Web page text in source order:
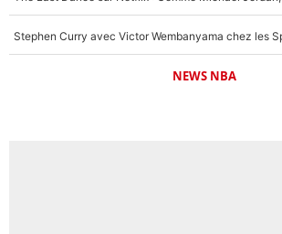
NEWS NBA